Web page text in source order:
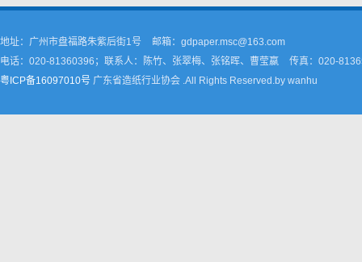
地址：广州市盘福路朱紫后街1号
邮箱：gdpaper.msc@163.com
电话：020-81360396；联系人：陈竹、张翠梅、张铭晖、曹莹嬴
传真：020-
粤ICP备16097010号 广东省造纸行业协会 .All Rights Reserved.by wanhu